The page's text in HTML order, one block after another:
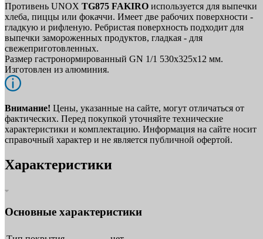
Противень UNOX TG875 FAKIRO используется для выпечки
хлеба, пиццы или фокаччи. Имеет две рабочих поверхности -
гладкую и рифленую. Ребристая поверхность подходит для
выпечки замороженных продуктов, гладкая - для
свежеприготовленных.
Размер гастронормированный GN 1/1 530х325х12 мм.
Изготовлен из алюминия.
Внимание! Цены, указанные на сайте, могут отличаться от
фактических. Перед покупкой уточняйте технические
характеристики и комплектацию. Информация на сайте носит
справочный характер и не является публичной офертой.
Характеристики
Основные характеристики